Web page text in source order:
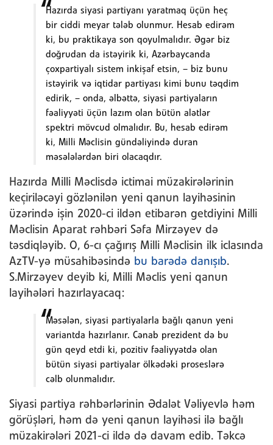
Hazırda siyasi partiyanı yaratmaq üçün heç
bir ciddi meyar tələb olunmur. Hesab edirəm
ki, bu praktikaya son qoyulmalıdır. Əgər biz
doğrudan da istəyirik ki, Azərbaycanda
çoxpartiyalı sistem inkişaf etsin, – biz bunu
istəyirik və iqtidar partiyası kimi bunu təqdim
edirik, – onda, əlbəttə, siyasi partiyaların
fəaliyyəti üçün lazım olan bütün alətlər
spektri mövcud olmalıdır. Bu, hesab edirəm
ki, Milli Məclisin gündəliyində duran
məsələlərdən biri olacaqdır.
Hazırda Milli Məclisdə ictimai müzakirələrinin
keçiriləcəyi gözlənilən yeni qanun layihəsinin
üzərində işin 2020-ci ildən etibarən getdiyini Milli
Məclisin Aparat rəhbəri Səfa Mirzəyev də
təsdiqləyib. O, 6-cı çağırış Milli Məclisin ilk iclasında
AzTV-yə müsahibəsində bu barədə danışıb.
S.Mirzəyev deyib ki, Milli Məclis yeni qanun
layihələri hazırlayacaq:
Məsələn, siyasi partiyalarla bağlı qanun yeni
variantda hazırlanır. Cənab prezident də bu
gün qeyd etdi ki, pozitiv fəaliyyətdə olan
bütün siyasi partiyalar ölkədəki proseslərə
cəlb olunmalıdır.
Siyasi partiya rəhbərlərinin Ədalət Vəliyevlə həm
görüşləri, həm də yeni qanun layihəsi ilə bağlı
müzakirələri 2021-ci ildə də davam edib. Təkcə